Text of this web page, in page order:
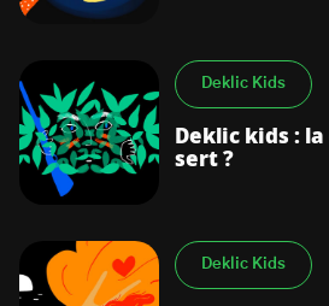
Deklic Kids
Deklic kids :
sert ?
Deklic Kids